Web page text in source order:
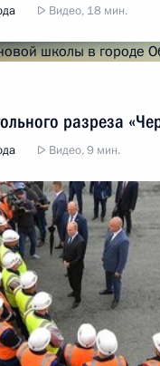
Видео, 18 мин.
разреза
Видео, 9 мин.